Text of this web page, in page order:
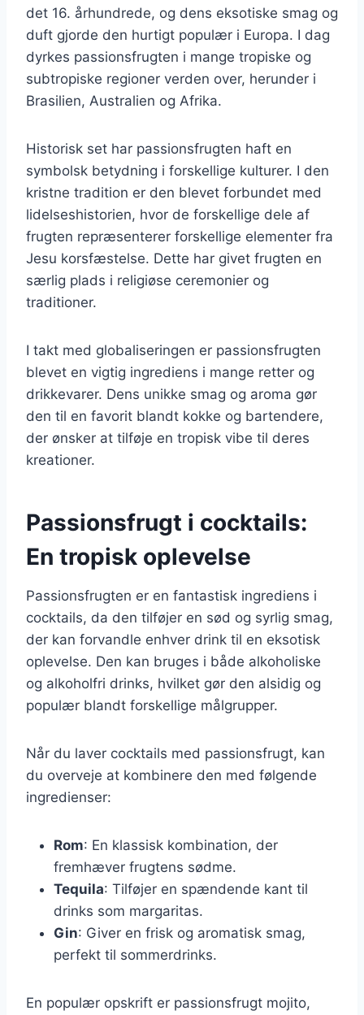
det 16. århundrede, og dens eksotiske smag og
duft gjorde den hurtigt populær i Europa. I dag
dyrkes passionsfrugten i mange tropiske og
subtropiske regioner verden over, herunder i
Brasilien, Australien og Afrika.
Historisk set har passionsfrugten haft en
symbolsk betydning i forskellige kulturer. I den
kristne tradition er den blevet forbundet med
lidelseshistorien, hvor de forskellige dele af
frugten repræsenterer forskellige elementer fra
Jesu korsfæstelse. Dette har givet frugten en
særlig plads i religiøse ceremonier og
traditioner.
I takt med globaliseringen er passionsfrugten
blevet en vigtig ingrediens i mange retter og
drikkevarer. Dens unikke smag og aroma gør
den til en favorit blandt kokke og bartendere,
der ønsker at tilføje en tropisk vibe til deres
kreationer.
Passionsfrugt i cocktails:
En tropisk oplevelse
Passionsfrugten er en fantastisk ingrediens i
cocktails, da den tilføjer en sød og syrlig smag,
der kan forvandle enhver drink til en eksotisk
oplevelse. Den kan bruges i både alkoholiske
og alkoholfri drinks, hvilket gør den alsidig og
populær blandt forskellige målgrupper.
Når du laver cocktails med passionsfrugt, kan
du overveje at kombinere den med følgende
ingredienser:
Rom: En klassisk kombination, der
fremhæver frugtens sødme.
Tequila: Tilføjer en spændende kant til
drinks som margaritas.
Gin: Giver en frisk og aromatisk smag,
perfekt til sommerdrinks.
En populær opskrift er passionsfrugt mojito,